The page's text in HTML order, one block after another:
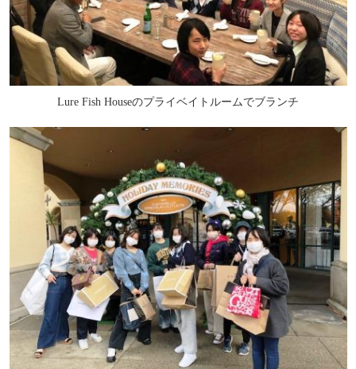
Lure Fish Houseのプライベイトルームでブランチ